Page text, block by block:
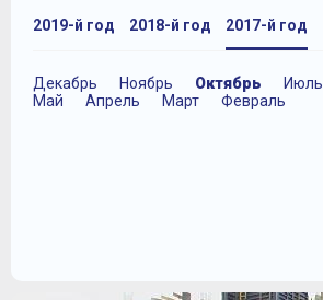
2019-й год 2018-й год 2017-й год
Декабрь Ноябрь Октябрь Июль
Май
Апрель Март Февраль